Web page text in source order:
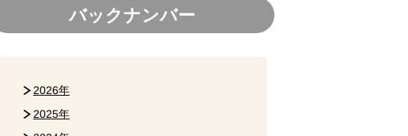
バックナンバー
2026年
2025年